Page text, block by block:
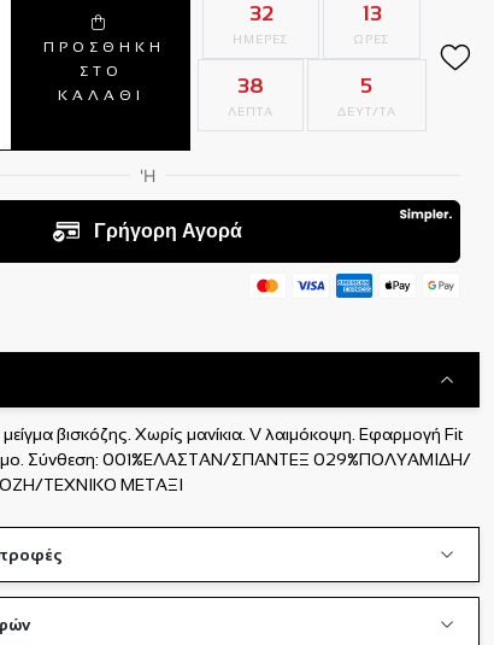
ΠΡΟΣΘΗΚΗ
ΣΤΟ
ΚΑΛΑΘΙ
32
ΗΜΕΡΕΣ
13
ΩΡΕΣ
38
ΛΕΠΤΑ
4
ΔΕΥΤ/ΤΑ
βισκόζης. Χωρίς μανίκια. V λαιμόκοψη. Εφαρμογή Fit
Σύνθεση: 001%ΕΛΑΣΤΑΝ/ΣΠΑΝΤΕΞ 029%ΠΟΛΥΑΜΙΔΗ/
ΤΕΧΝΙΚΟ ΜΕΤΑΞΙ